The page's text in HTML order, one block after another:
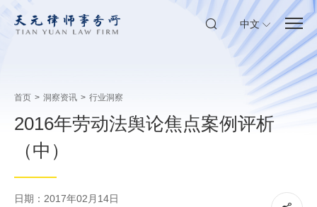
中文
首页 > 洞察资讯 > 行业洞察
2016年劳动法舆论焦点案例评析
（中）
日期：2017年02月14日